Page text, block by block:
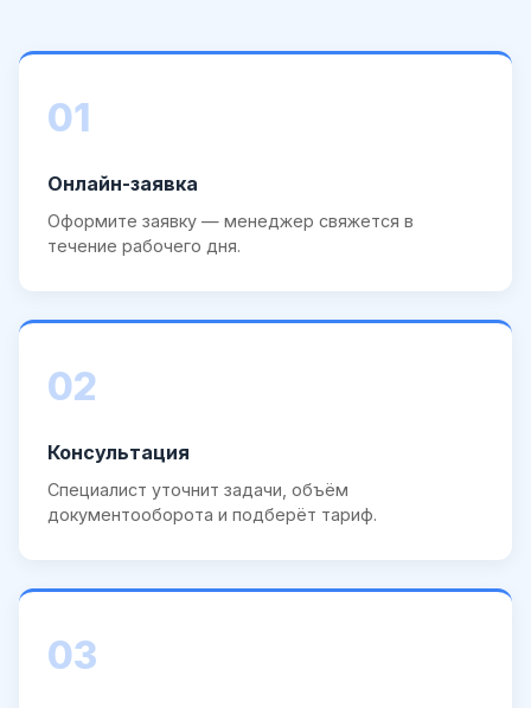
01
Онлайн-заявка
Оформите заявку — менеджер свяжется в
течение рабочего дня.
02
Консультация
Специалист уточнит задачи, объём
документооборота и подберёт тариф.
03